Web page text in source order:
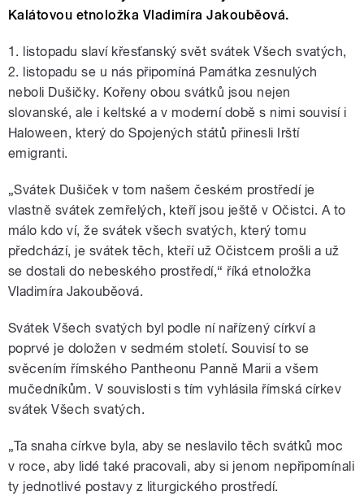
Kalátovou etnoložka Vladimíra Jakouběová.
1. listopadu slaví křesťanský svět svátek Všech svatých,
2. listopadu se u nás připomíná Památka zesnulých
neboli Dušičky. Kořeny obou svátků jsou nejen
slovanské, ale i keltské a v moderní době s nimi souvisí i
Haloween, který do Spojených států přinesli Irští
emigranti.
„Svátek Dušiček v tom našem českém prostředí je
vlastně svátek zemřelých, kteří jsou ještě v Očistci. A to
málo kdo ví, že svátek všech svatých, který tomu
předchází, je svátek těch, kteří už Očistcem prošli a už
se dostali do nebeského prostředí,“ říká etnoložka
Vladimíra Jakouběová.
Svátek Všech svatých byl podle ní nařízený církví a
poprvé je doložen v sedmém století. Souvisí to se
svěcením římského Pantheonu Panně Marii a všem
mučedníkům. V souvislosti s tím vyhlásila římská církev
svátek Všech svatých.
„Ta snaha církve byla, aby se neslavilo těch svátků moc
v roce, aby lidé také pracovali, aby si jenom nepřipomínali
ty jednotlivé postavy z liturgického prostředí.